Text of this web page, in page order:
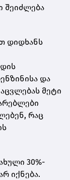
შეიძლება
დიდხანს
და
მეტი
რაც
30%-
იქნება.